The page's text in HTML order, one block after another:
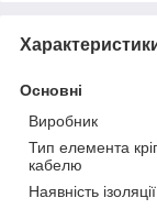
Основні
Виробник
Тип елемента
кабелю
Наявність ізоляції